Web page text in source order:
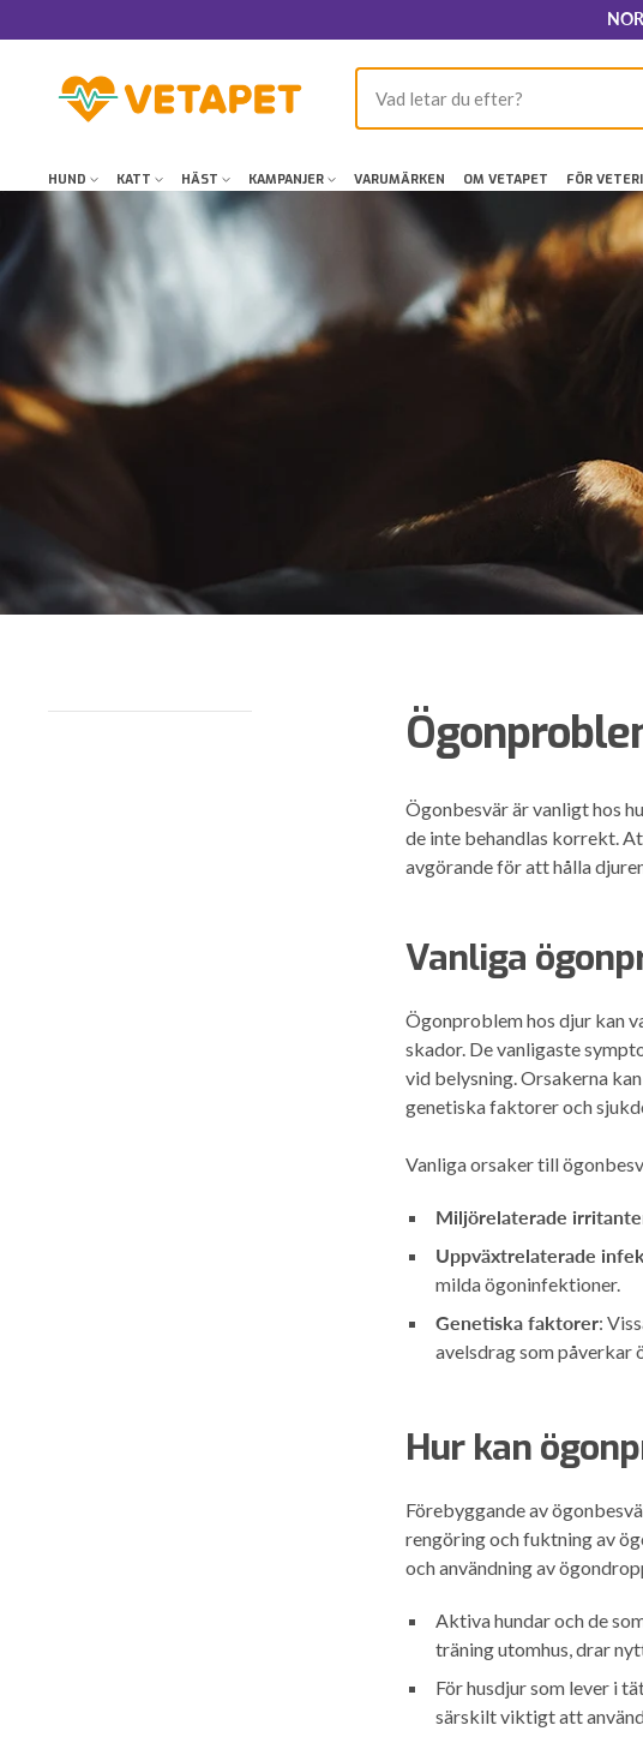
till
innehålletVetaPet.com
HUND KATT HÄST KAMPANJER VARUMÄRKEN OM VETAPET FÖR
Ögonbesvär är vanligt hos
de inte behandlas korrekt.
avgörande för att hålla
Vanliga
Ögonproblem hos djur kan
skador. De vanligaste
vid belysning. Orsakerna
genetiska faktorer och
Vanliga orsaker till
Miljörelaterade
Uppväxtrelaterade
milda ögoninfektioner.
Genetiska faktorer:
avelsdrag som påverkar
Hur kan
Förebyggande av
rengöring och fuktning av
och användning av
Aktiva hundar och de
träning utomhus, drar
För husdjur som lever i
särskilt viktigt att